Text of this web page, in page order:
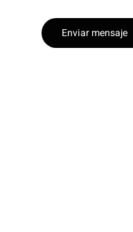
Enviar mensaje